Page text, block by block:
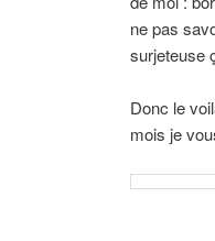
ne pas
surjeteuse
Donc le
mois je